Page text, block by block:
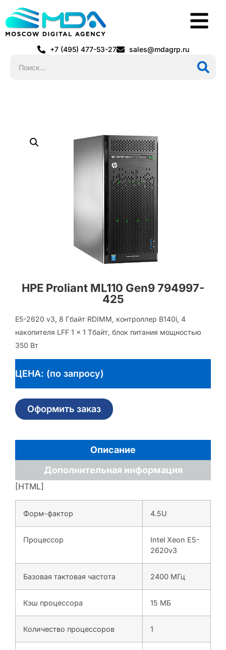
+7 (495) 477-53-27 sales@mdagrp.ru
HPE Proliant ML110 Gen9 794997-
425
E5-2620 v3, 8 Гбайт RDIMM, контроллер B140i, 4
накопителя LFF 1 x 1 Тбайт, блок питания мощностью
350 Вт
ЦЕНА: (по запросу)
Оформить заказ
Описание
Дополнительная информация
[HTML]
Форм-фактор 4.5U
Процессор
Intel Xeon E5-
2620v3
Базовая тактовая частота 2400 МГц
Кэш процессора 15 МБ
Количество процессоров 1